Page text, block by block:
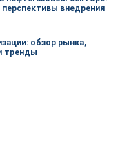
внедрения
обзор рынка,
тренды